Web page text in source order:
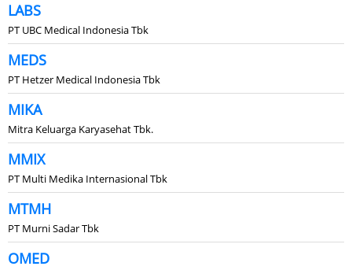
LABS
PT UBC Medical Indonesia Tbk
MEDS
PT Hetzer Medical Indonesia Tbk
MIKA
Mitra Keluarga Karyasehat Tbk.
MMIX
PT Multi Medika Internasional Tbk
MTMH
PT Murni Sadar Tbk
OMED